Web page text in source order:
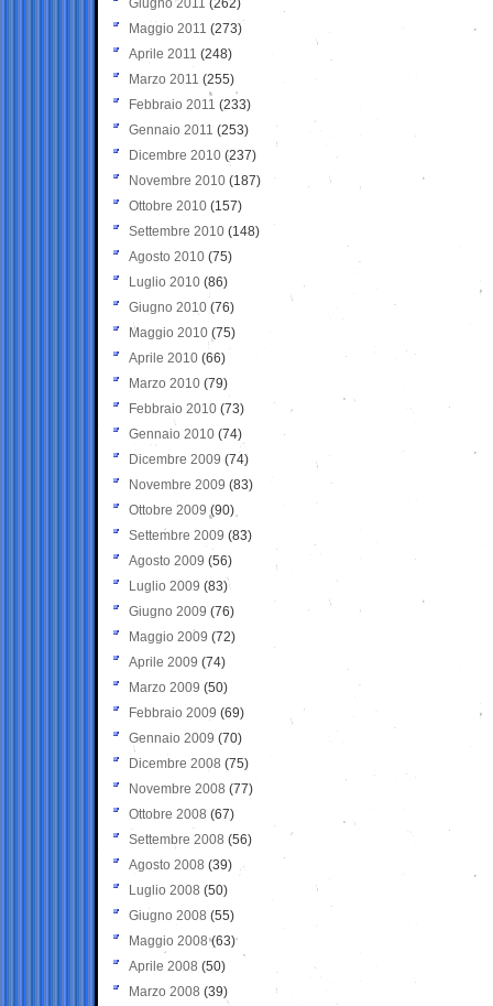
Giugno 2011 (262)
Maggio 2011 (273)
Aprile 2011 (248)
Marzo 2011 (255)
Febbraio 2011 (233)
Gennaio 2011 (253)
Dicembre 2010 (237)
Novembre 2010 (187)
Ottobre 2010 (157)
Settembre 2010 (148)
Agosto 2010 (75)
Luglio 2010 (86)
Giugno 2010 (76)
Maggio 2010 (75)
Aprile 2010 (66)
Marzo 2010 (79)
Febbraio 2010 (73)
Gennaio 2010 (74)
Dicembre 2009 (74)
Novembre 2009 (83)
Ottobre 2009 (90)
Settembre 2009 (83)
Agosto 2009 (56)
Luglio 2009 (83)
Giugno 2009 (76)
Maggio 2009 (72)
Aprile 2009 (74)
Marzo 2009 (50)
Febbraio 2009 (69)
Gennaio 2009 (70)
Dicembre 2008 (75)
Novembre 2008 (77)
Ottobre 2008 (67)
Settembre 2008 (56)
Agosto 2008 (39)
Luglio 2008 (50)
Giugno 2008 (55)
Maggio 2008(63)
Aprile 2008 (50)
Marzo 2008 (39)